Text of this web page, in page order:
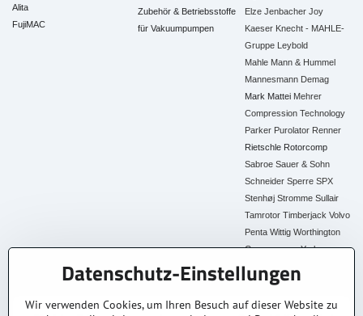
Alita
FujiMAC
Zubehör & Betriebsstoffe
für Vakuumpumpen
Elze Jenbacher Joy
Kaeser Knecht - MAHLE-
Gruppe Leybold
Mahle Mann & Hummel
Mannesmann Demag
Mark Mattei Mehrer
Compression Technology
Parker Purolator Renner
Rietschle Rotorcomp
Sabroe Sauer & Sohn
Schneider Sperre SPX
Stenhøj Stromme Sullair
Tamrotor Timberjack Volvo
Penta Wittig Worthington
Creyssensac York
Alle Ersatzteile
Datenschutz-Einstellungen
Wir verwenden Cookies, um Ihren Besuch auf dieser Website zu